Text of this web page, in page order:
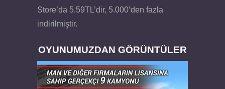
Store’da 5.59TL’dir, 5.000’den fazla
indirilmiştir.
OYUNUMUZDAN GÖRÜNTÜLER